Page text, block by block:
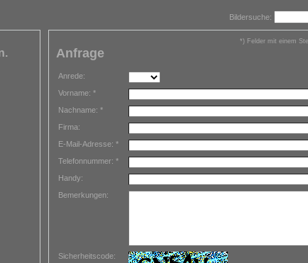
Bildersuche:
*) Felder mit einem
Anfrage
Anrede:
Vorname: *
Nachname: *
Firma:
E-Mail-Adresse: *
Telefonnummer: *
Handy:
Bemerkungen:
Sicherheitscode: